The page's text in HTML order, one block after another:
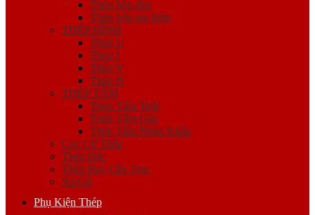
Thép hộp đen
Thép hộp mạ kẽm
THÉP HÌNH
Thép U
Thép I
Thép V
Thép H
THÉP TẤM
Thép Tấm Trơn
Thép Tấm Gân
Thép Tấm Nhập Khẩu
Cọc Cừ Thép
Thép Đặc
Thép Ray Cầu Trục
Xà Gồ
Phụ Kiện Thép